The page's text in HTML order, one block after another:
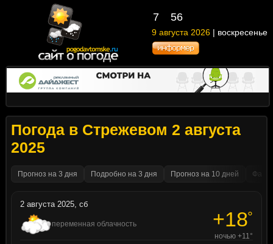
7 56
9 августа 2026 | воскресенье
Погода в Стрежевом 2 августа
2025
Прогноз на 3 дня Подробно на 3 дня Прогноз на 10 дней
2 августа 2025, сб
переменная облачность +18°
ночью +11°